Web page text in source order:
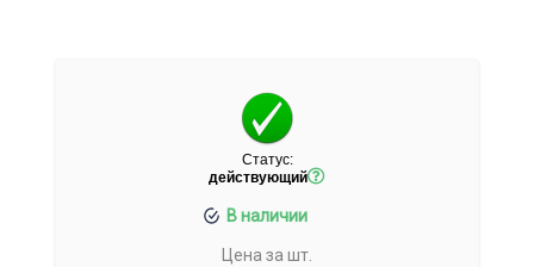
Статус:
действующий
В наличии
Цена за шт.